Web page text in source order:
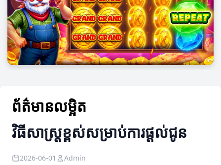
ព័ត៌មានលម្អិត
វិធីសាស្ត្រខ្ពស់សម្រាប់ការផ្តល់ជូន
2026-06-01 Admin